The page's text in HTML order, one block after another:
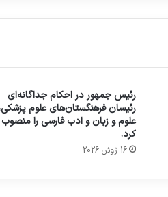
رئیس جمهور در احکام جداگانه‌ای
رئیسان فرهنگستان‌های علوم
علوم و زبان و ادب فارسی را منصوب
کرد.
16 ژوئن 2026